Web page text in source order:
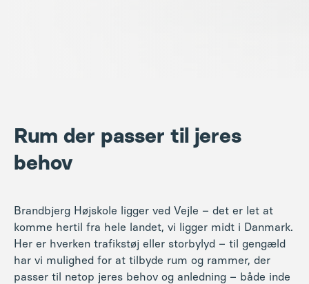
Rum der passer til jeres
behov
Brandbjerg Højskole ligger ved Vejle – det er let at
komme hertil fra hele landet, vi ligger midt i Danmark.
Her er hverken trafikstøj eller storbylyd – til gengæld
har vi mulighed for at tilbyde rum og rammer, der
passer til netop jeres behov og anledning – både inde